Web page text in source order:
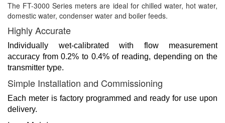
The FT-3000 Series meters are ideal for chilled water, hot water,
domestic water, condenser water and boiler feeds.
Highly Accurate
Individually wet-calibrated with flow measurement
accuracy from 0.2% to 0.4% of reading, depending on the
transmitter type.
Simple Installation and Commissioning
Each meter is factory programmed and ready for use upon
delivery.